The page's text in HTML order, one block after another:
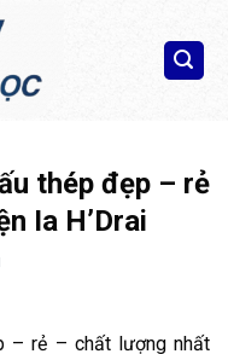
thép đẹp – rẻ
Ia H’Drai
– rẻ – chất lượng nhất